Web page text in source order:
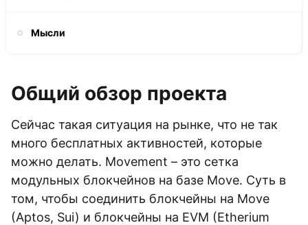
Мысли
Общий обзор проекта
Сейчас такая ситуация на рынке, что не так
много бесплатных активностей, которые
можно делать. Movement – это сетка
модульных блокчейнов на базе Move. Суть в
том, чтобы соединить блокчейны на Move
(Aptos, Sui) и блокчейны на EVM (Etherium